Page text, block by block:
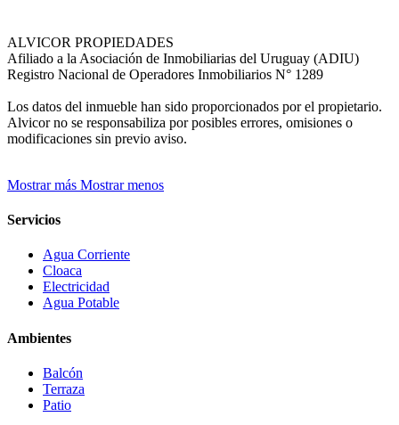
ALVICOR PROPIEDADES
Afiliado a la Asociación de Inmobiliarias del Uruguay (ADIU)
Registro Nacional de Operadores Inmobiliarios N° 1289
Los datos del inmueble han sido proporcionados por el propietario.
Alvicor no se responsabiliza por posibles errores, omisiones o
modificaciones sin previo aviso.
Mostrar más Mostrar menos
Servicios
Agua Corriente
Cloaca
Electricidad
Agua Potable
Ambientes
Balcón
Terraza
Patio